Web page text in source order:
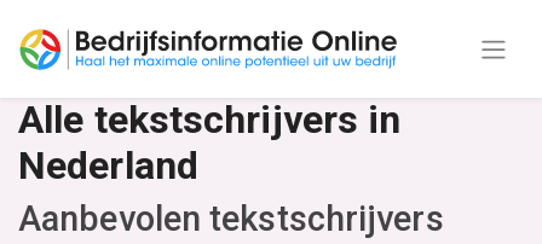
Alle tekstschrijvers in
Nederland
Aanbevolen tekstschrijvers